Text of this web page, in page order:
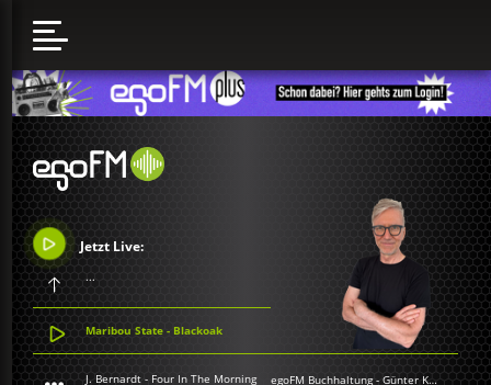
Jetzt Live:
...
Maribou State - Blackoak
J. Bernardt - Four In The Morning egoFM Buchhaltung-Günter Keil